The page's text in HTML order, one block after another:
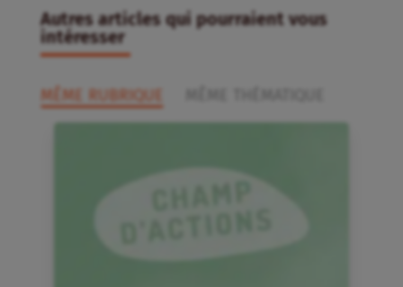
Autres articles qui pourraient vous
intéresser
MÊME RUBRIQUE